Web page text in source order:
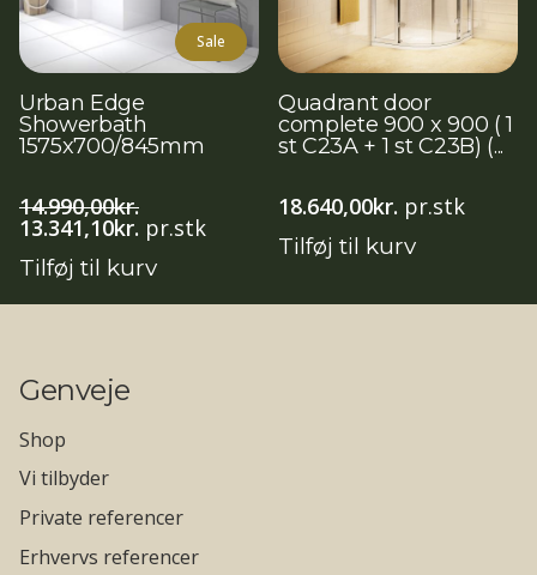
Sale
Urban Edge
Showerbath
1575x700/845mm
14.990,00kr.
Den
pris
14.990,00kr..
13.341,10kr. Den
aktuelle
pris
13.341,10kr..
pr.stk
Tilføj til kurv
Quadrant door
complete 900 x 900 ( 1
st C23A + 1 st C23B) (...
18.640,00kr. pr.stk
Tilføj til kurv
Genveje
Shop
Vi tilbyder
Private referencer
Erhvervs referencer